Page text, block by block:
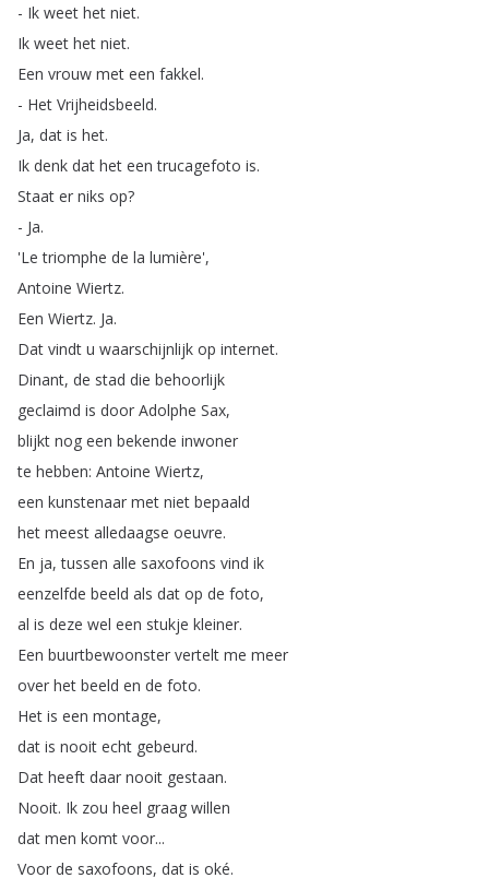
- Ik weet het niet.
Ik weet het niet.
Een vrouw met een fakkel.
- Het Vrijheidsbeeld.
Ja, dat is het.
Ik denk dat het een trucagefoto is.
Staat er niks op?
- Ja.
'Le triomphe de la lumière',
Antoine Wiertz.
Een Wiertz. Ja.
Dat vindt u waarschijnlijk op internet.
Dinant, de stad die behoorlijk
geclaimd is door Adolphe Sax,
blijkt nog een bekende inwoner
te hebben: Antoine Wiertz,
een kunstenaar met niet bepaald
het meest alledaagse oeuvre.
En ja,tussen alle saxofoons vind ik
eenzelfde beeld als dat op de foto,
al is deze wel een stukje kleiner.
Een buurtbewoonster vertelt me meer
over het beeld en de foto.
Het is een montage,
dat is nooit echt gebeurd.
Dat heeft daar nooit gestaan.
Nooit. Ik zou heel graag willen
dat men komt voor...
Voor de saxofoons, dat is oké.